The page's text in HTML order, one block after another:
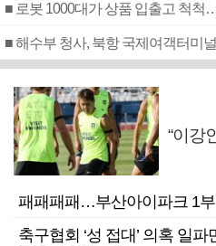
■ 로봇 1000대가 상품 입출고 척
■ 해수부 청사, 북항 국제여객터미
“이강
패패패패…부산아이파크 1
축구협회 ‘성 접대’ 의혹 일